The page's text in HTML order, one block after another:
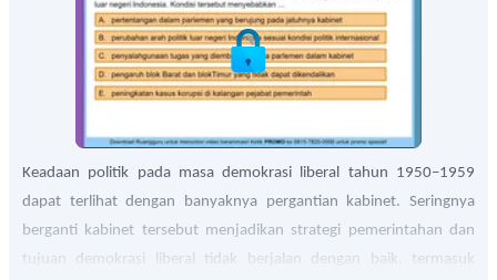
Keadaan politik pada masa demokrasi liberal tahun 1950–1959
dapat terlihat dengan banyaknya pergantian kabinet. Seringnya
berganti kabinet tersebut menjadikan strategi pemerintahan dan
tujuan demokrasi liberal tidak berjalan dengan baik, termasuk